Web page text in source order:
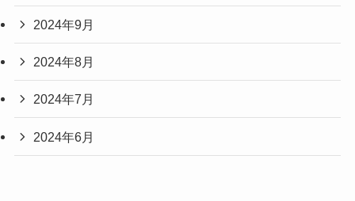
2024年9月
2024年8月
2024年7月
2024年6月